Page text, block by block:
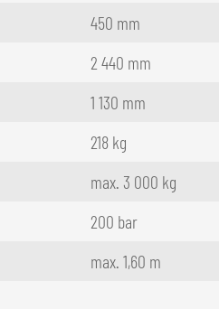
450 mm
2 440 mm
1 130 mm
218 kg
max. 3 000 kg
200 bar
max. 1,60 m